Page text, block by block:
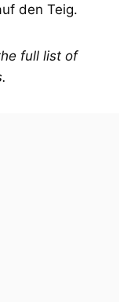
den Teig.
full list of